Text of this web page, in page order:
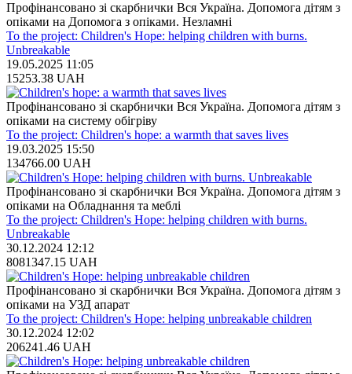
Профінансовано зі скарбнички Вся Україна. Допомога дітям з
опіками на Допомога з опіками. Незламні
To the project: Children's Hope: helping children with burns.
Unbreakable
19.05.2025 11:05
15253.38 UAH
Профінансовано зі скарбнички Вся Україна. Допомога дітям з
опіками на систему обігріву
To the project: Children's hope: a warmth that saves lives
19.03.2025 15:50
134766.00 UAH
Профінансовано зі скарбнички Вся Україна. Допомога дітям з
опіками на Обладнання та меблі
To the project: Children's Hope: helping children with burns.
Unbreakable
30.12.2024 12:12
8081347.15 UAH
Профінансовано зі скарбнички Вся Україна. Допомога дітям з
опіками на УЗД апарат
To the project: Children's Hope: helping unbreakable children
30.12.2024 12:02
206241.46 UAH